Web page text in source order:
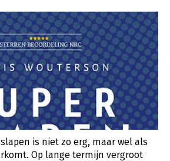
is niet zo erg, maar wel als
Op lange termijn vergroot